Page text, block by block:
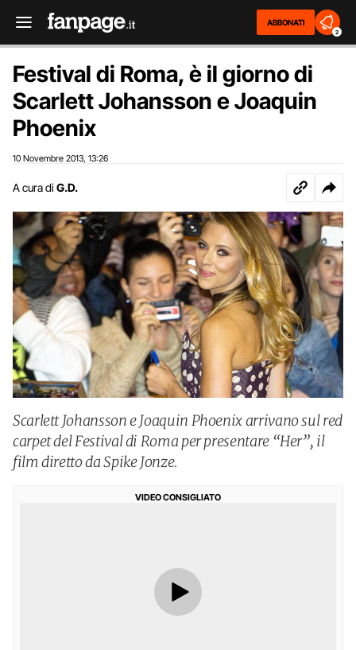
ABBONATI
2
Festival di Roma, è il giorno di
Scarlett Johansson e Joaquin
Phoenix
10 Novembre 2013 13:26
A cura di G.D.
Scarlett Johansson e Joaquin Phoenix arrivano sul red
carpet del Festival di Roma per presentare “Her”, il
film diretto da Spike Jonze.
VIDEO CONSIGLIATO